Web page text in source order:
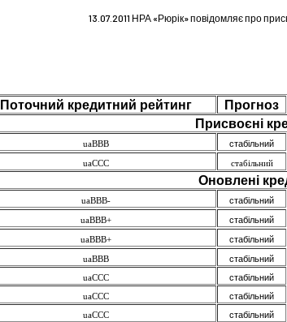
13.07.2011 НРА «Рюрік» повідомляє про
Поточний кредитний рейтинг Прогноз
Присвоєні
uaBBB стабільний
uaССС стабільний
Оновлені
uaBBB- стабільний
uaBBB+ стабільний
uaBBB+ стабільний
uaBBB стабільний
uaССС стабільний
uaССС стабільний
uaССС стабільний